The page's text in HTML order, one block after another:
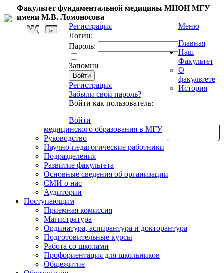
Факультет фундаментальной медицины МНОИ МГУ
имени М.В. Ломоносова
Регистрация
Логин:
Пароль:
Запомни
Регистрация
Забыли свой пароль?
Войти как пользователь:
Войти
Меню
Главная
Наш
Факультет
О
факультете
История
медицинского образования в МГУ
Руководство
Научно-педагогические работники
Подразделения
Развитие факультета
Основные сведения об организации
СМИ о нас
Аудитории
Поступающим
Приемная комиссия
Магистратура
Ординатура, аспирантура и докторантура
Подготовительные курсы
Работа со школами
Профориентация для школьников
Общежитие